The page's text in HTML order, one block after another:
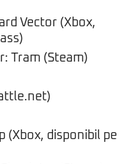
Vector (Xbox,
Tram (Steam)
(Xbox, disponibil pe